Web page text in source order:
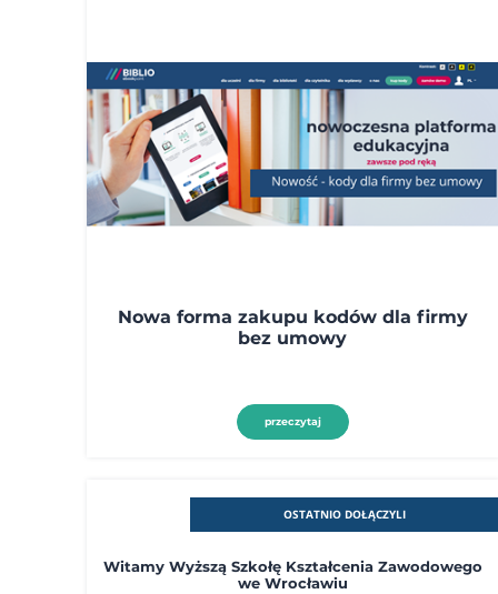
Nowa forma zakupu kodów dla firmy
bez umowy
przeczytaj
OSTATNIO DOŁĄCZYLI
Witamy Wyższą Szkołę Kształcenia Zawodowego
we Wrocławiu